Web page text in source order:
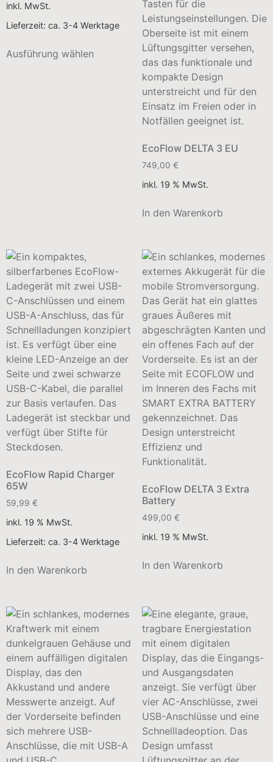
inkl. MwSt.
Lieferzeit: ca. 3-4 Werktage
Ausführung wählen
EcoFlow DELTA 3 EU
749,00 €
inkl. 19 % MwSt.
In den Warenkorb
EcoFlow Rapid Charger
65W
59,99 €
inkl. 19 % MwSt.
Lieferzeit: ca. 3-4 Werktage
In den Warenkorb
EcoFlow DELTA 3 Extra
Battery
499,00 €
inkl. 19 % MwSt.
In den Warenkorb